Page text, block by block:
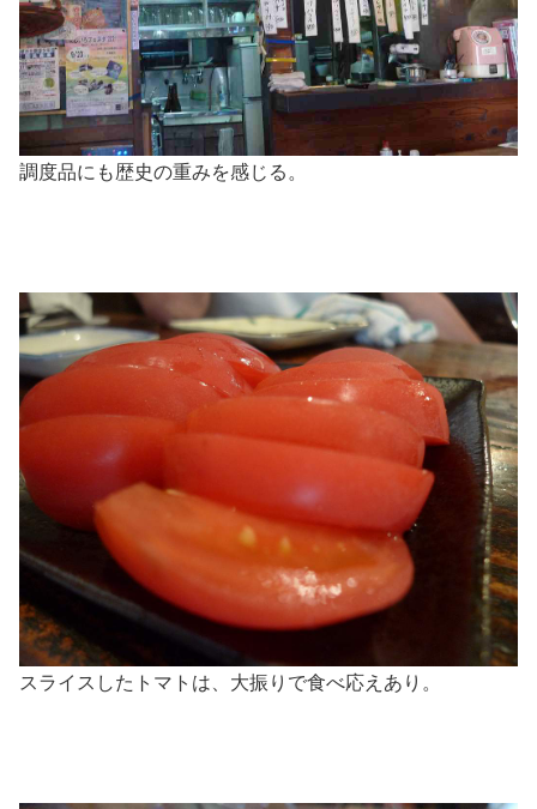
調度品にも歴史の重みを感じる。
スライスしたトマトは、大振りで食べ応えあり。